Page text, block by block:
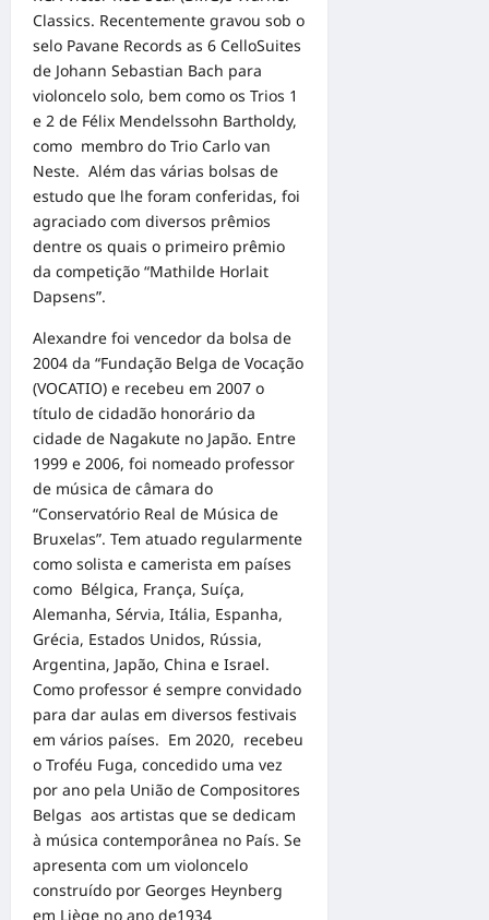
Classics. Recentemente gravou sob o
selo Pavane Records as 6 CelloSuites
de Johann Sebastian Bach para
violoncelo solo, bem como os Trios 1
e 2 de Félix Mendelssohn Bartholdy,
como membro do Trio Carlo van
Neste. Além das várias bolsas de
estudo que lhe foram conferidas, foi
agraciado com diversos prêmios
dentre os quais o primeiro prêmio
da competição “Mathilde Horlait
Dapsens”.
Alexandre foi vencedor da bolsa de
2004 da “Fundação Belga de Vocação
(VOCATIO) e recebeu em 2007 o
título de cidadão honorário da
cidade de Nagakute no Japão. Entre
1999 e 2006, foi nomeado professor
de música de câmara do
“Conservatório Real de Música de
Bruxelas”. Tem atuado regularmente
como solista e camerista em países
como Bélgica, França, Suíça,
Alemanha, Sérvia, Itália, Espanha,
Grécia, Estados Unidos, Rússia,
Argentina, Japão, China e Israel.
Como professor é sempre convidado
para dar aulas em diversos festivais
em vários países. Em 2020, recebeu
o Troféu Fuga, concedido uma vez
por ano pela União de Compositores
Belgas aos artistas que se dedicam
à música contemporânea no País. Se
apresenta com um violoncelo
construído por Georges Heynberg
em Liège no ano de1934